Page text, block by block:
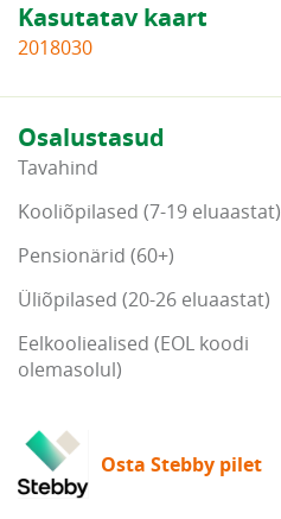
Kasutatav kaart
2018030
Osalustasud
Tavahind
Kooliõpilased (7-19 eluaastat)
Pensionärid (60+)
Üliõpilased (20-26 eluaastat)
Eelkooliealised (EOL koodi
olemasolul)
Osta Stebby pilet